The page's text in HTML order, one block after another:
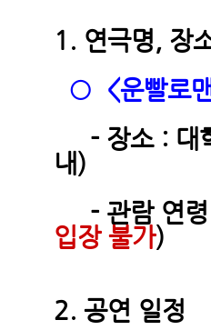
1. 연극명, 장
○ <운빨로
- 장소 : 대
내)
- 관람 연
입장 불가)
2. 공연 일정